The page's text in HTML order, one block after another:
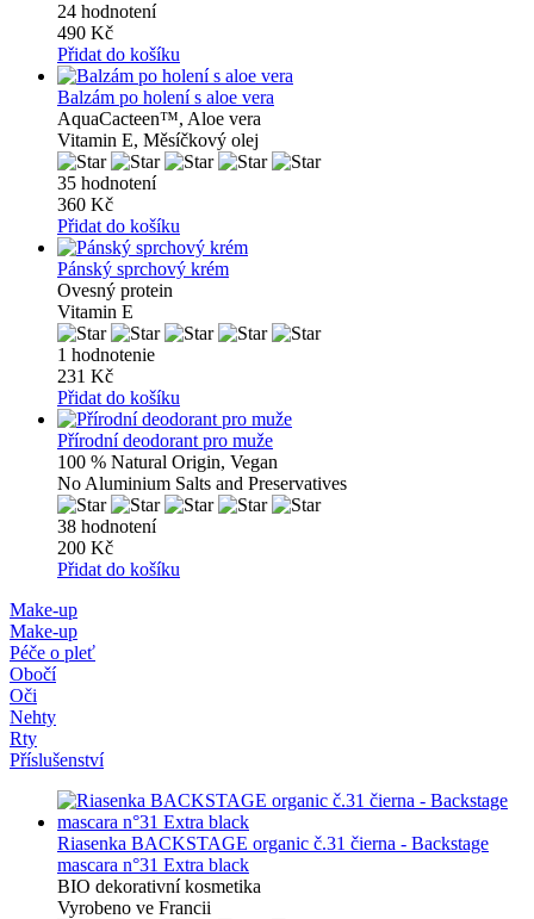
24 hodnotení
490 Kč
Přidat do košíku
Balzám po holení s aloe vera
AquaCacteen™, Aloe vera
Vitamin E, Měsíčkový olej
35 hodnotení
360 Kč
Přidat do košíku
Pánský sprchový krém
Ovesný protein
Vitamin E
1 hodnotenie
231 Kč
Přidat do košíku
Přírodní deodorant pro muže
100 % Natural Origin, Vegan
No Aluminium Salts and Preservatives
38 hodnotení
200 Kč
Přidat do košíku
Make-up
Make-up
Péče o pleť
Obočí
Oči
Nehty
Rty
Příslušenství
Riasenka BACKSTAGE organic č.31 čierna - Backstage
mascara n°31 Extra black
BIO dekorativní kosmetika
Vyrobeno ve Francii